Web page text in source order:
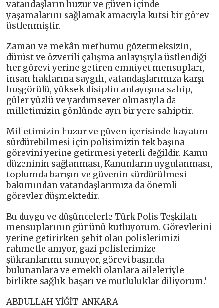
vatandaşların huzur ve güven içinde
yaşamalarını sağlamak amacıyla kutsi bir görev
üstlenmiştir.
Zaman ve mekân mefhumu gözetmeksizin,
dürüst ve özverili çalışma anlayışıyla üstlendiği
her görevi yerine getiren emniyet mensupları,
insan haklarına saygılı, vatandaşlarımıza karşı
hoşgörülü, yüksek disiplin anlayışına sahip,
güler yüzlü ve yardımsever olmasıyla da
milletimizin gönlünde ayrı bir yere sahiptir.
Milletimizin huzur ve güven içerisinde hayatını
sürdürebilmesi için polisimizin tek başına
görevini yerine getirmesi yeterli değildir. Kamu
düzeninin sağlanması, Kanunların uygulanması,
toplumda barışın ve güvenin sürdürülmesi
bakımından vatandaşlarımıza da önemli
görevler düşmektedir.
Bu duygu ve düşüncelerle Türk Polis Teşkilatı
mensuplarının gününü kutluyorum. Görevlerini
yerine getirirken şehit olan polislerimizi
rahmetle anıyor, gazi polislerimize
şükranlarımı sunuyor, görevi başında
bulunanlara ve emekli olanlara aileleriyle
birlikte sağlık, başarı ve mutluluklar diliyorum.’
ABDULLAH YİĞİT-ANKARA